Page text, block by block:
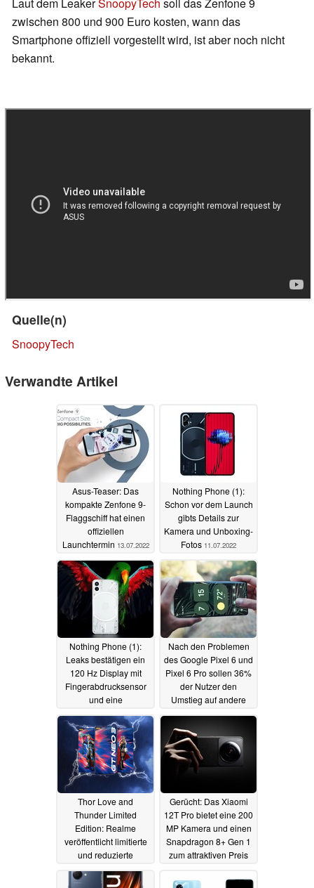
Laut dem LeakerSnoopyTech soll das Zenfone 9
zwischen 800 und 900 Euro kosten, wann das
Smartphone offiziell vorgestellt wird, ist aber noch nicht
bekannt.
Quelle(n)
SnoopyTech
Verwandte Artikel
Asus-Teaser: Das
kompakte Zenfone 9-
Flaggschiff hat einen
offiziellen
Launchtermin 13.07.2022
Nothing Phone (1):
Schon vor dem Launch
gibts Details zur
Kamera und Unboxing-
Fotos 11.07.2022
Nothing Phone (1):
Leaks bestätigen ein
120 Hz Display mit
Fingerabdrucksensor
und eine
07.07.2022
Nach den Problemen
des Google Pixel 6 und
Pixel 6 Pro sollen 36%
der Nutzer den
Umstieg auf andere
07.07.2022
Thor Love and
Thunder Limited
Edition: Realme
veröffentlicht limitierte
und reduzierte
Neo 3 150W07.07.2022
Gerücht: Das Xiaomi
12T Pro bietet eine 200
MP Kamera und einen
Snapdragon 8+ Gen 1
zum attraktiven Preis